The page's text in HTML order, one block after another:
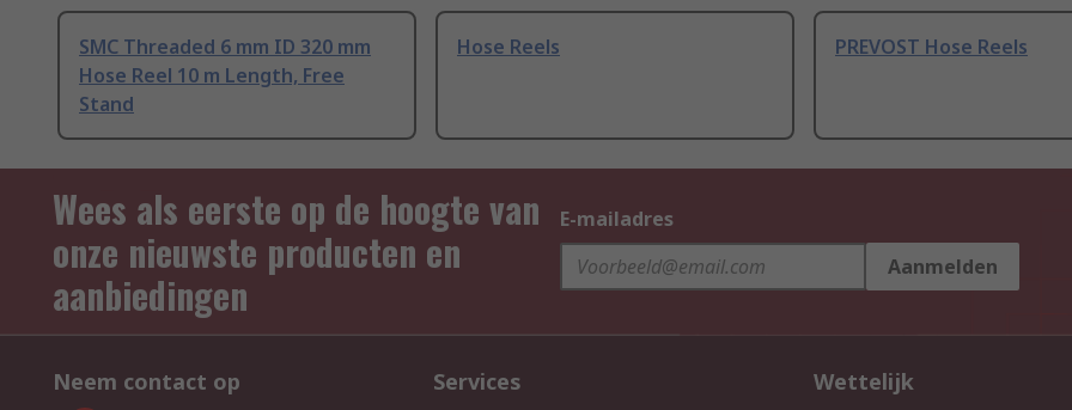
SMC Threaded 6 mm ID 320 mm
Hose Reel 10 m Length, Free
Stand
Hose Reels PREVOST Hose Reels
Wees als eerste op de hoogte van
onze nieuwste producten en
aanbiedingen
E-mailadres
Aanmelden
Neem contact op Services Wettelijk